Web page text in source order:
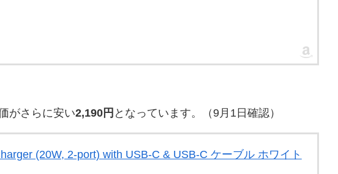
がさらに安い2,190円 となっています。（9月1日確認）
(20W, 2-port) with USB-C & USB-C ケーブル ホワイト